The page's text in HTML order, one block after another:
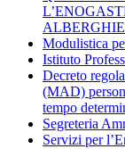
Modulistica
Istituto
Decreto
(MAD)
tempo
Segreteria
Servizi per